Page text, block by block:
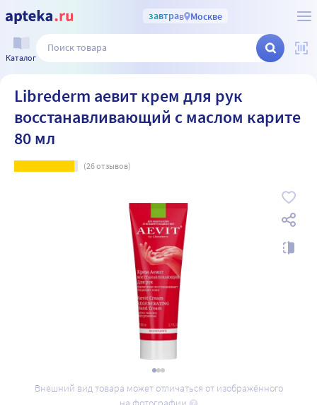
завтрав Москве
Каталог
Librederm аевит крем для рук
восстанавливающий с маслом карите
80 мл
(26отзывов)
Внешний вид товара может отличаться от изображённого